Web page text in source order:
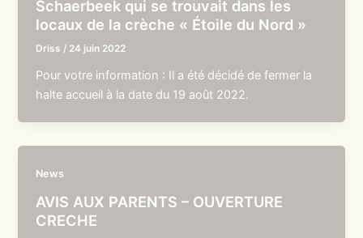
Schaerbeek qui se trouvait dans les
locaux de la crèche « Étoile du Nord »
Driss / 24 juin 2022
Pour votre information : Il a été décidé de fermer la
halte accueil à la date du 19 août 2022.
News
AVIS AUX PARENTS – OUVERTURE
CRECHE